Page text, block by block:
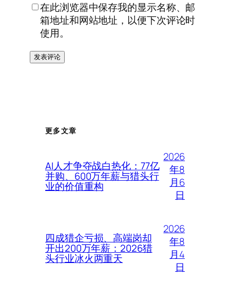
在此浏览器中保存我的显示名称、邮
箱地址和网站地址，以便下次评论时
使用。
更多文章
AI人才争夺战白热化：77亿
并购、600万年薪与猎头行
业的价值重构
2026
年8
月6
日
四成猎企亏损、高端岗却
开出200万年薪：2026猎
头行业冰火两重天
2026
年8
月4
日